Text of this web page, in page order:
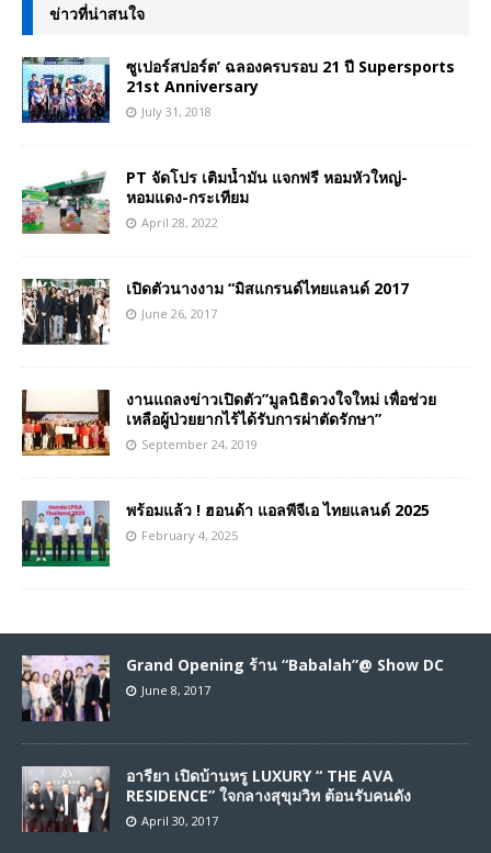
ข่าวที่น่าสนใจ
ซูเปอร์สปอร์ต’ ฉลองครบรอบ 21 ปี Supersports
21st Anniversary
July 31, 2018
PT จัดโปร เติมน้ำมัน แจกฟรี หอมหัวใหญ่-
หอมแดง-กระเทียม
April 28, 2022
เปิดตัวนางงาม “มิสแกรนด์ไทยแลนด์ 2017
June 26, 2017
งานแถลงข่าวเปิดตัว”มูลนิธิดวงใจใหม่ เพื่อช่วย
เหลือผู้ป่วยยากไร้ได้รับการผ่าตัดรักษา”
September 24, 2019
พร้อมแล้ว ! ฮอนด้า แอลพีจีเอ ไทยแลนด์ 2025
February 4, 2025
Grand Opening ร้าน “Babalah”@ Show DC
June 8, 2017
อารียา เปิดบ้านหรู LUXURY “ THE AVA
RESIDENCE” ใจกลางสุขุมวิท ต้อนรับคนดัง
April 30, 2017